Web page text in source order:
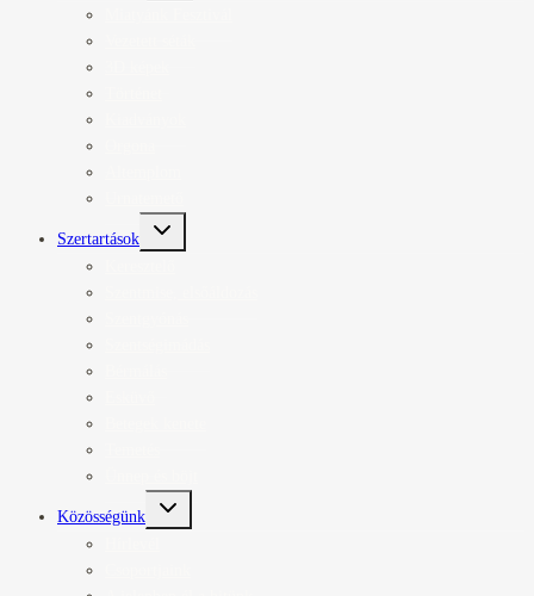
Szertartások
Toggle
child
Közösségünk
Toggle
child